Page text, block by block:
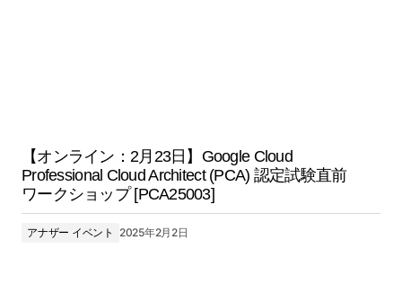
【オンライン：2月23日】Google Cloud
Professional Cloud Architect (PCA) 認定試験直前
ワークショップ [PCA25003]
アナザー イベント 2025年2月2日